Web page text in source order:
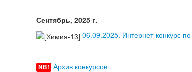
Сентябрь, 2025 г.
06.09.2025. Интернет-конкурс
NB! Архив конкурсов